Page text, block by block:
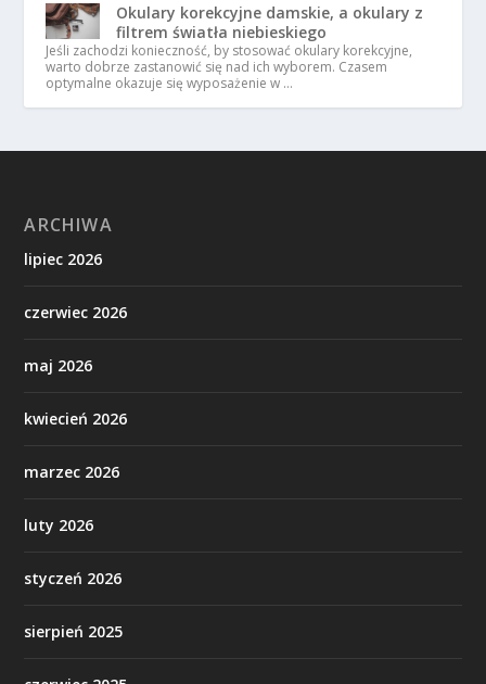
Okulary korekcyjne damskie, a okulary z
filtrem światła niebieskiego
Jeśli zachodzi konieczność, by stosować okulary korekcyjne,
warto dobrze zastanowić się nad ich wyborem. Czasem
optymalne okazuje się wyposażenie w …
ARCHIWA
lipiec 2026
czerwiec 2026
maj 2026
kwiecień 2026
marzec 2026
luty 2026
styczeń 2026
sierpień 2025